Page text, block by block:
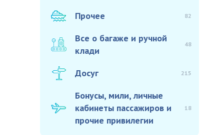
Прочее 82
Все о багаже и ручной
клади
48
Досуг 215
Бонусы, мили, личные
кабинеты пассажиров и
прочие привилегии
18